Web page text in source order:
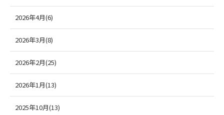
2026年4月(6)
2026年3月(8)
2026年2月(25)
2026年1月(13)
2025年10月(13)